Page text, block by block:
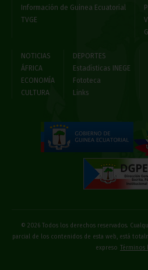
Información de Guinea Ecuatorial
TVGE
NOTICIAS
ÁFRICA
ECONOMÍA
CULTURA
DEPORTES
Estadísticas INEGE
Fototeca
Links
© 2026 Todos los derechos reservados.
parcial de los contenidos de esta web, está
expreso Términos